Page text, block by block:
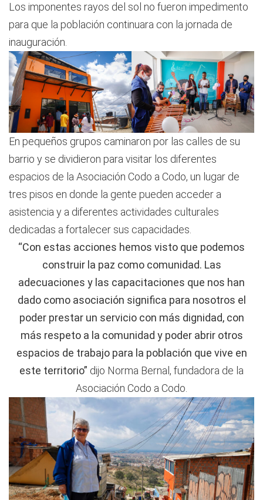
Los imponentes rayos del sol no fueron impedimento
para que la población continuara con la jornada de
inauguración.
En pequeños grupos caminaron por las calles de su
barrio y se dividieron para visitar los diferentes
espacios de la Asociación Codo a Codo, un lugar de
tres pisos en donde la gente pueden acceder a
asistencia y a diferentes actividades culturales
dedicadas a fortalecer sus capacidades.
“Con estas acciones hemos visto que podemos
construir la paz como comunidad. Las
adecuaciones y las capacitaciones que nos han
dado como asociación significa para nosotros el
poder prestar un servicio con más dignidad, con
más respeto a la comunidad y poder abrir otros
espacios de trabajo para la población que vive en
este territorio” dijo Norma Bernal, fundadora de la
Asociación Codo a Codo.